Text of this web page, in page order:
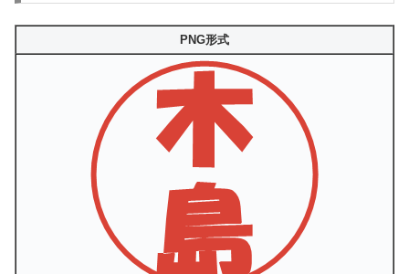
PNG形式